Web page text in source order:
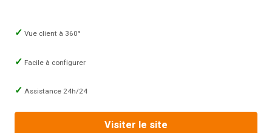
Vue client à 360°
Facile à configurer
Assistance 24h/24
Visiter le site